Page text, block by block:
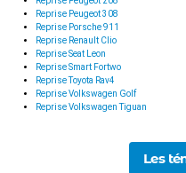
Reprise Peugeot 308
Reprise Porsche 911
Reprise Renault Clio
Reprise Seat Leon
Reprise Smart Fortwo
Reprise Toyota Rav4
Reprise Volkswagen Golf
Reprise Volkswagen Tiguan
Les